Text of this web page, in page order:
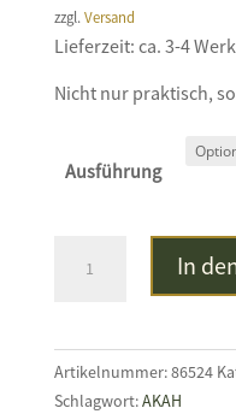
zzgl.Versand
Lieferzeit: ca. 3-4
Nicht nur praktisch,
Ausführung
Stiefeltasche
In
Artikelnummer:86524
Schlagwort:AKAH